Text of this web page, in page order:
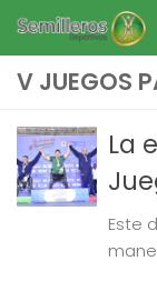
Saltar al
V JUEGOS
La
Este